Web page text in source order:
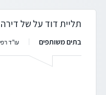
תליית דוד על של
בתים משותפים עו"ד